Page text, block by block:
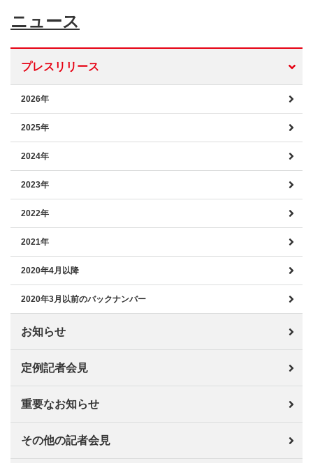
ニュース
プレスリリース
2026年
2025年
2024年
2023年
2022年
2021年
2020年4月以降
2020年3月以前のバックナンバー
お知らせ
定例記者会見
重要なお知らせ
その他の記者会見